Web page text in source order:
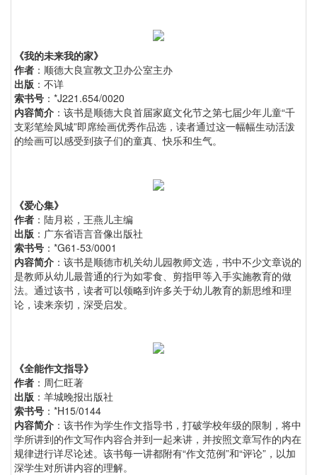
《我的未来我的家》
作者 ：顺德大良宣教文卫办公室主办
出版 ：不详
索书号 ：*J221.654/0020
内容简介 ：该书是顺德大良首届家庭文化节之第七届少年儿童“千
支彩笔绘凤城”即席绘画优秀作品选，读者通过这一幅幅生动活泼
的绘画可以感受到孩子们的童真、快乐和生气。
《爱心集》
作者 ：陆月崧，王燕儿主编
出版 ：广东省语言音像出版社
索书号 ：*G61-53/0001
内容简介 ：该书是顺德市机关幼儿园教师文选，书中不少文章说的
是教师从幼儿最普通的行为如零食、剪指甲等入手实施教育的做
法。通过该书，读者可以领略到许多关于幼儿教育的新思维和理
论，读来亲切，深受启发。
《全能作文指导》
作者 ：周仁旺著
出版 ：羊城晚报出版社
索书号 ：*H15/0144
内容简介 ：该书作为学生作文指导书，打破学校年级的限制，将中
学所讲到的作文写作内容合并到一起来讲，并按照文章写作的内在
规律进行详尽论述。该书每一讲都附有“作文范例”和“评论”，以加
深学生对所讲内容的理解。